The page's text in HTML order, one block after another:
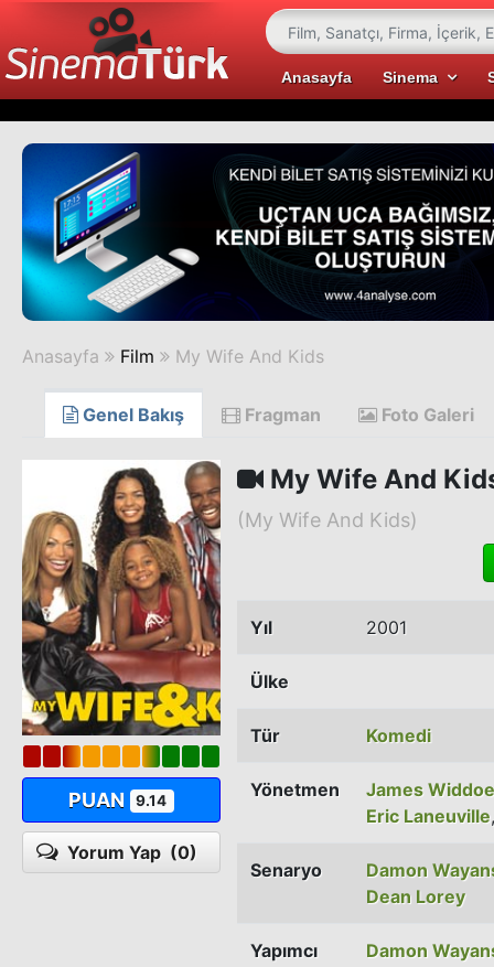
Anasayfa Sinema
Anasayfa Film My Wife And Kids
Genel Bakış Fragman Foto Galeri
PUAN 9.14
Yorum Yap (0)
My Wife And
(My Wife And Kids)
Yıl 2001
Ülke
Tür Komedi
Yönetmen
James
Eric Laneuville
Senaryo
Damon
Dean Lorey
Yapımcı Damon